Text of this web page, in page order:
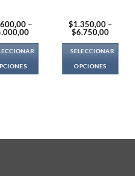
–
Price
$1.600,00
through
The
$1.350,00 –
$6.750,00Price
through
SELECCIONAR
OPCIONES
The